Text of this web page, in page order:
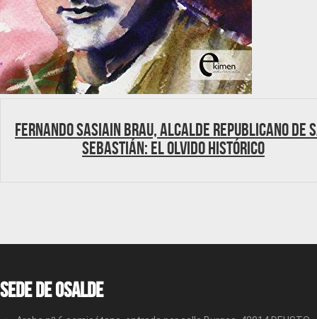
Fernando Sasiain Brau, Alcalde republicano de
Sebastián: el olvido histórico
Sede de OSALDE